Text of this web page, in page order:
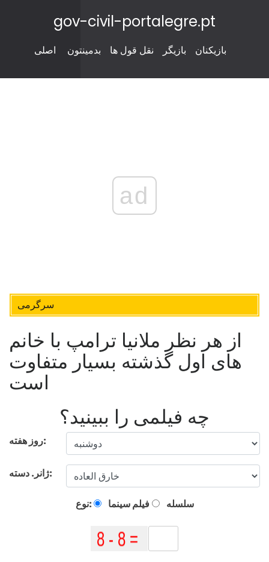
gov-civil-portalegre.pt
اصلی بدمینتون نقل قول ها بازیگر بازیکنان
ad
سرگرمی
از هر نظر ملانیا ترامپ با خانم
های اول گذشته بسیار متفاوت
است
چه فیلمی را ببینید؟
روز هفته:
ژانر. دسته:
نوع: فیلم سینما سلسله